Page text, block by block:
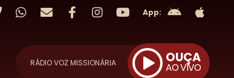
App:
RÁDIO VOZ MISSIONÁRIA OUÇA
AO VIVO